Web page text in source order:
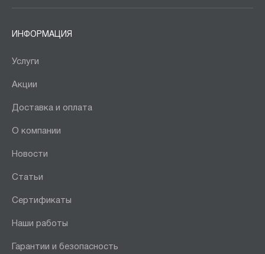
ИНФОРМАЦИЯ
Услуги
Акции
Доставка и оплата
О компании
Новости
Статьи
Сертификаты
Наши работы
Гарантии и безопасность